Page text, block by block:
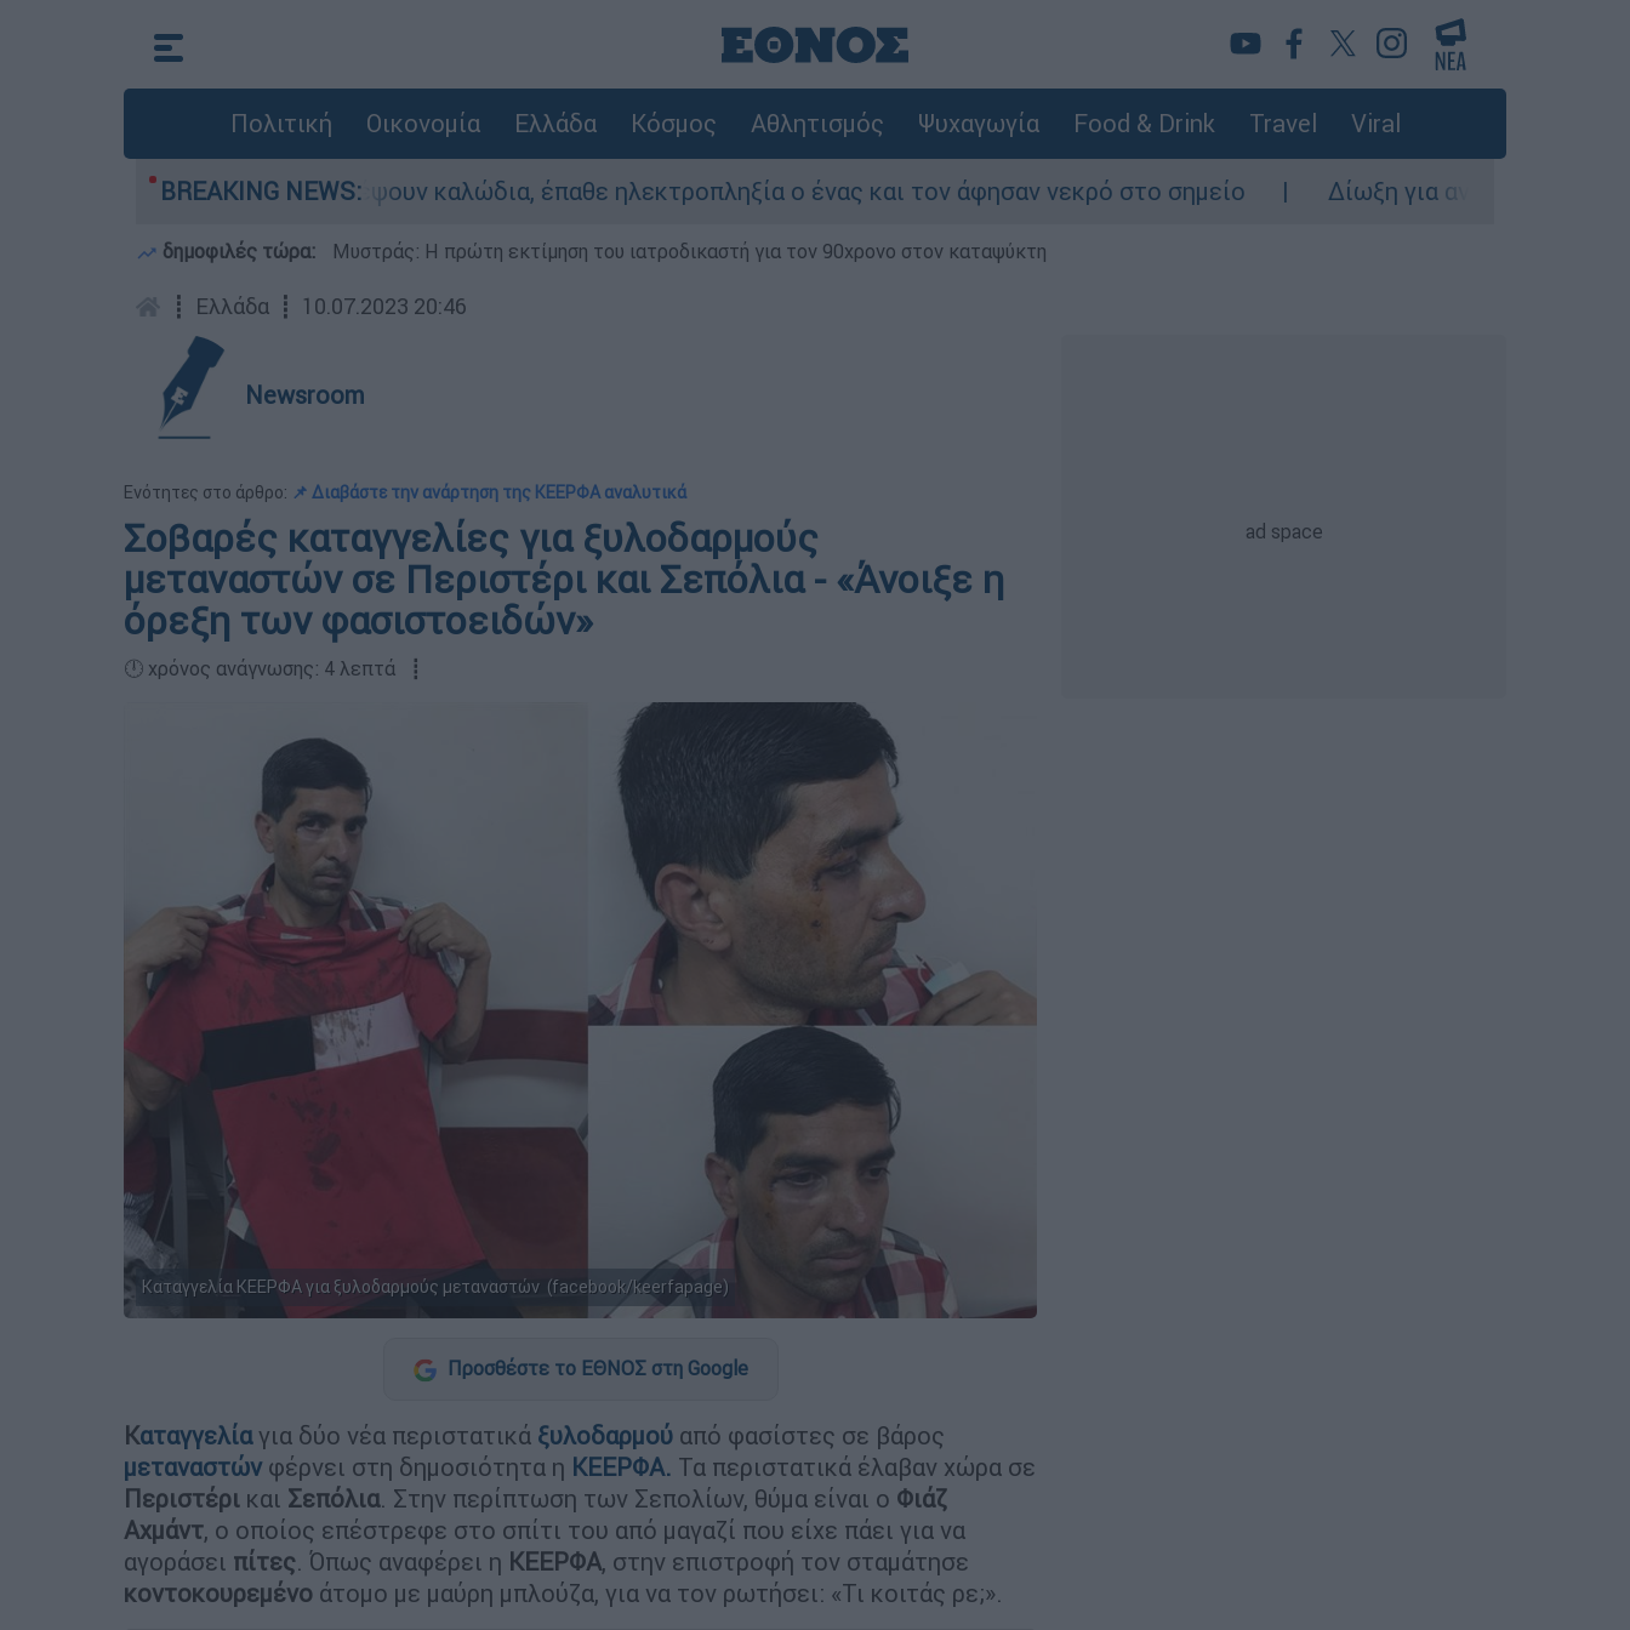
Πολιτική Οικονομία Ελλάδα Κόσμος Αθλητισμός Ψυχαγωγία Food & Drink Travel Viral
BREAKING NEWS:
Πήγαν να κλέψουν καλώδια, έπαθε ηλεκτροπληξία ο ένας και τον άφησαν νεκρό στο σημείο Δίωξη για ανθρωποκτονία από πρόθεση
δημοφιλές τώρα: Μυστράς: Η πρώτη εκτίμηση του ιατροδικαστή για τον 90χρονο στον καταψύκτη
┋ Ελλάδα ┋ 10.07.2023 20:46
Newsroom
Ενότητες στο άρθρο: 📌 Διαβάστε την ανάρτηση της ΚΕΕΡΦΑ αναλυτικά
Σοβαρές καταγγελίες για ξυλοδαρμούς
μεταναστών σε Περιστέρι και Σεπόλια - «Άνοιξε η
όρεξη των φασιστοειδών»
🕛 χρόνος ανάγνωσης: 4 λεπτά ┋
Καταγγελία ΚΕΕΡΦΑ για ξυλοδαρμούς μεταναστών (facebook/keerfapage)
Προσθέστε το ΕΘΝΟΣ στη Google
Kαταγγελία για δύο νέα περιστατικά ξυλοδαρμού από φασίστες σε βάρος
μεταναστώνφέρνει στη δημοσιότητα η ΚΕΕΡΦΑ. Τα περιστατικά έλαβαν χώρα σε
Περιστέρι και Σεπόλια. Στην περίπτωση των Σεπολίων, θύμα είναι ο Φιάζ
Αχμάντ, ο οποίος επέστρεφε στο σπίτι του από μαγαζί που είχε πάει για να
αγοράσει πίτες. Όπως αναφέρει η ΚΕΕΡΦΑ, στην επιστροφή τον σταμάτησε
κοντοκουρεμένο άτομο με μαύρη μπλούζα, για να τον ρωτήσει: «Τι κοιτάς ρε;».